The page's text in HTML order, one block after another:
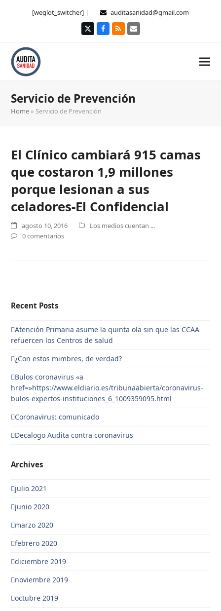
[weglot_switcher] | auditasanidad@gmail.com
TwitterFacebook
RSS Correo
Servicio de Prevención
Home » Servicio de Prevención
El Clínico cambiará 915 camas
que costaron 1,9 millones
porque lesionan a sus
celadores-El Confidencial
agosto 10, 2016
Los medios cuentan ...
0 comentarios
Recent Posts
Atención Primaria asume la quinta ola sin que las CCAA
refuercen los Centros de salud
¿Con estos mimbres, de verdad?
Bulos coronavirus «a
href=»https://www.eldiario.es/tribunaabierta/coronavirus-
bulos-expertos-instituciones_6_1009359095.html
Coronavirus: comunicado
Decalogo Audita contra coronavirus
Archives
julio 2021
junio 2020
marzo 2020
febrero 2020
diciembre 2019
noviembre 2019
octubre 2019